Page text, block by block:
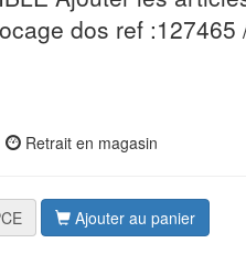
dos ref :127465
Retrait en magasin
Ajouter au panier